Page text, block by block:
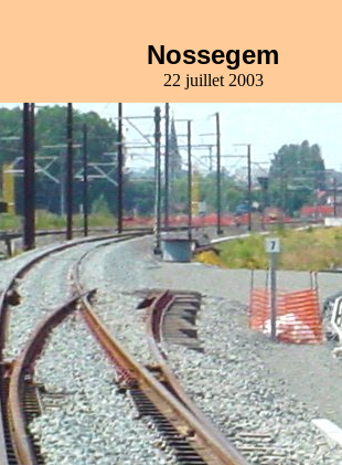
Nossegem
22 juillet 2003